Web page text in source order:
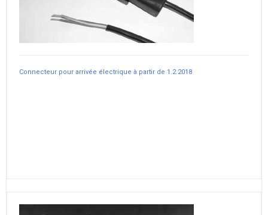
Connecteur pour arrivée électrique à partir de 1.2.2018